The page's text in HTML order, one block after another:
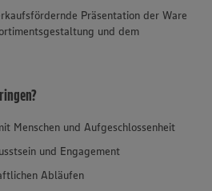
Präsentation der Ware
und dem
Menschen und Aufgeschlossenheit
und Engagement
Abläufen